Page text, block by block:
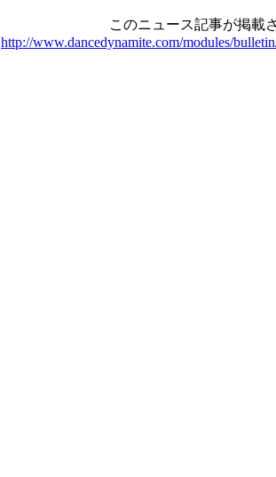
このニュース記事が掲載
http://www.dancedynamite.com/modules/